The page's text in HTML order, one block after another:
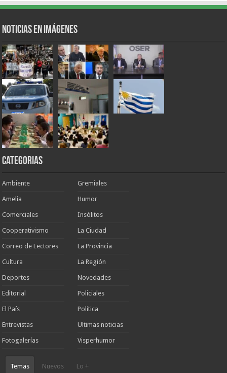
Noticias en Imágenes
Categorias
Ambiente
Amelia
Comerciales
Cooperativismo
Correo de Lectores
Cultura
Deportes
Editorial
El País
Entrevistas
Fotogalerías
Gremiales
Humor
Insólitos
La Ciudad
La Provincia
La Región
Novedades
Policiales
Política
Ultimas noticias
Visperhumor
Temas Nuevos Lo +